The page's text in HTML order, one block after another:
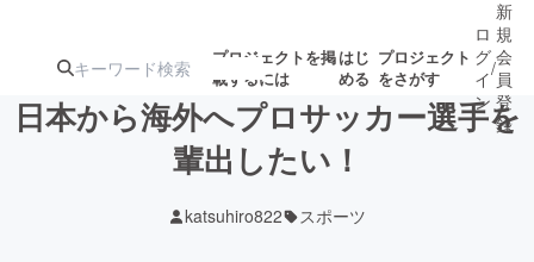
プロジェクトを掲
載するには
はじ
める
プロジェクト
をさがす
ジェクト
ロジェクト
ロ
グ
イ
ン
/
新
規
会
員
登
録
日本から海外へプロサッカー選手を
輩出したい！
katsuhiro822 スポーツ